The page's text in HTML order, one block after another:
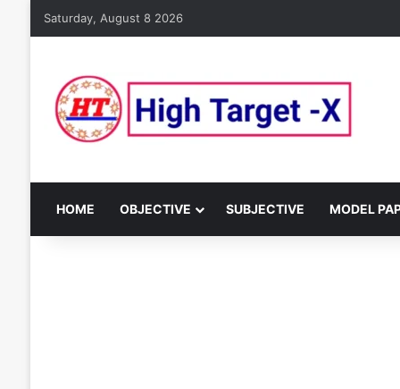
Saturday, August 8 2026
HOME OBJECTIVE SUBJECTIVE MODEL